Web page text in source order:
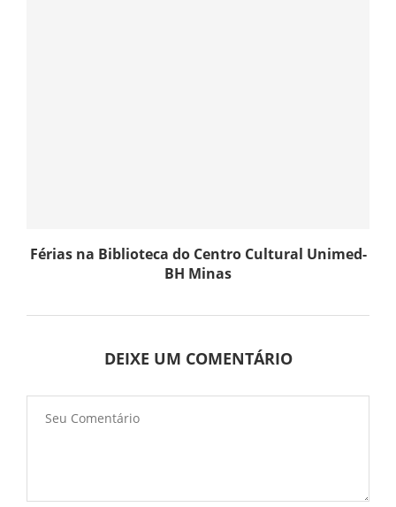
Férias na Biblioteca do Centro Cultural Unimed-
BH Minas
DEIXE UM COMENTÁRIO